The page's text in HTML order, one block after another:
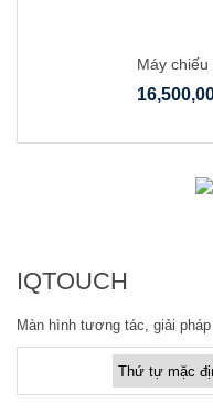
Máy chiếu
IQTOUCH
Màn hình tương tác, giải